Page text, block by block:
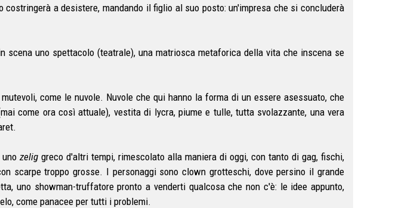
costringerà a desistere, mandando il figlio al suo posto: un'impresa che si concluderà
scena uno spettacolo (teatrale), una matriosca metaforica della vita che inscena se
come le nuvole. Nuvole che qui hanno la forma di un essere asessuato, che
come ora così attuale), vestita di lycra, piume e tulle, tutta svolazzante, una vera
unozelig greco d'altri tempi, rimescolato alla maniera di oggi, con tanto di gag, fischi,
scarpe troppo grosse. I personaggi sono clown grotteschi, dove persino il grande
uno showman-truffatore pronto a venderti qualcosa che non c'è: le idee appunto,
come panacee per tutti i problemi.